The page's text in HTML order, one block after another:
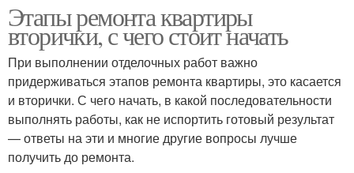
Этапы ремонта квартиры
вторички, с чего стоит начать
При выполнении отделочных работ важно
придерживаться этапов ремонта квартиры, это касается
и вторички. С чего начать, в какой последовательности
выполнять работы, как не испортить готовый результат
— ответы на эти и многие другие вопросы лучше
получить до ремонта.